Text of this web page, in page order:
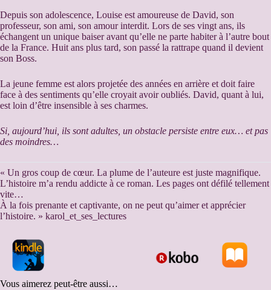
t
i
v
e
:
Depuis son adolescence, Louise est amoureuse de David, son
professeur, son ami, son amour interdit. Lors de ses vingt ans, ils
échangent un unique baiser avant qu’elle ne parte habiter à l’autre bout
de la France. Huit ans plus tard, son passé la rattrape quand il devient
son Boss.
La jeune femme est alors projetée des années en arrière et doit faire
face à des sentiments qu’elle croyait avoir oubliés. David, quant à lui,
est loin d’être insensible à ses charmes.
Si, aujourd’hui, ils sont adultes, un obstacle persiste entre eux… et pas
des moindres…
« Un gros coup de cœur. La plume de l’auteure est juste magnifique.
L’histoire m’a rendu addicte à ce roman. Les pages ont défilé tellement
vite…
À la fois prenante et captivante, on ne peut qu’aimer et apprécier
l’histoire. » karol_et_ses_lectures
Vous aimerez peut-être aussi…